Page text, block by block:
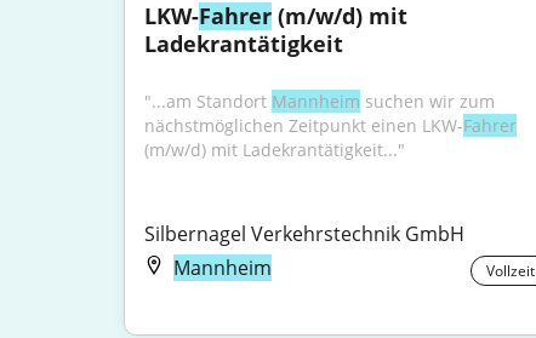
LKW-Fahrer (m/w/d) mit
Ladekrantätigkeit
"...am Standort Mannheim suchen wir zum
nächstmöglichen Zeitpunkt einen LKW-Fahrer
(m/w/d) mit Ladekrantätigkeit..."
Silbernagel Verkehrstechnik GmbH
Mannheim
Vollzeit